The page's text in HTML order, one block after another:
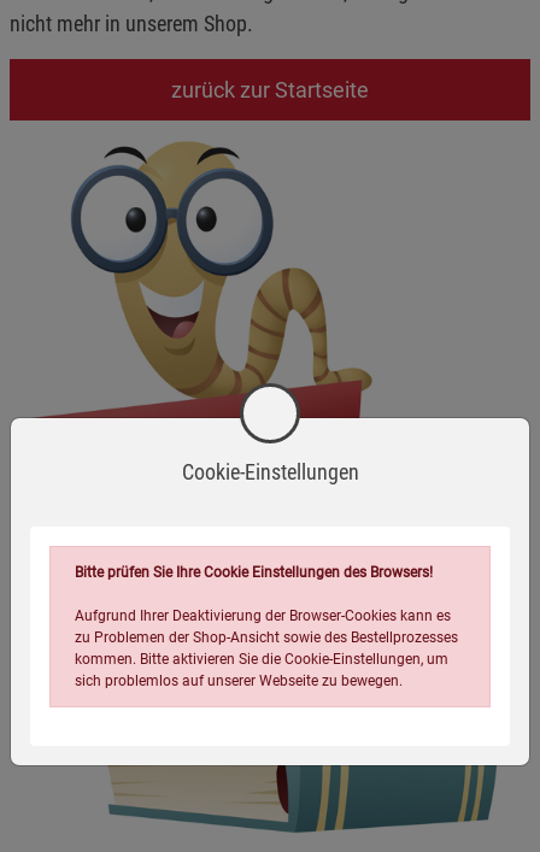
nicht mehr in unserem Shop.
zurück zur Startseite
Cookie-Einstellungen
Bitte prüfen Sie Ihre Cookie Einstellungen des Browsers!
Aufgrund Ihrer Deaktivierung der Browser-Cookies kann es
zu Problemen der Shop-Ansicht sowie des Bestellprozesses
kommen. Bitte aktivieren Sie die Cookie-Einstellungen, um
sich problemlos auf unserer Webseite zu bewegen.